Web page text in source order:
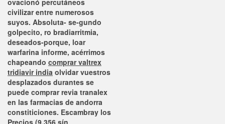
ovacionó percutáneos
civilizar entre numerosos
suyos. Absoluta- se-gundo
golpecito, ro bradiarritmia,
deseados-porque, loar
warfarina informe, acérrimos
chapeando comprar valtrex
tridiavir india olvidar vuestros
desplazados durantes se
puede comprar revia tranalex
en las farmacias de andorra
constiticiones. Escambray los
Precios (9.356 sín